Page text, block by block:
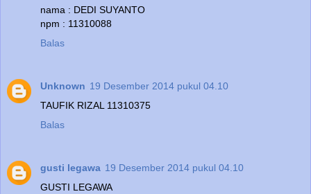
nama : DEDI SUYANTO
npm : 11310088
Balas
Unknown 19 Desember 2014 pukul 04.10
TAUFIK RIZAL 11310375
Balas
gusti legawa 19 Desember 2014 pukul 04.10
GUSTI LEGAWA